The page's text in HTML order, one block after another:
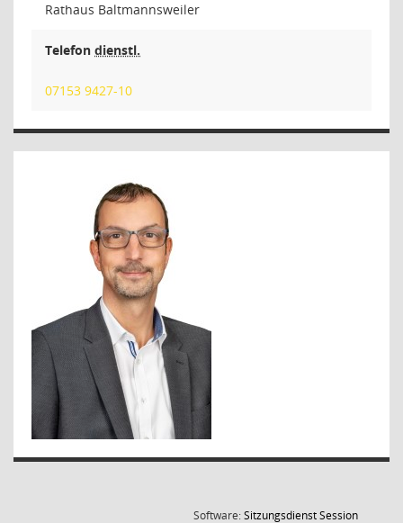
Rathaus Baltmannsweiler
Telefon dienstl.
07153 9427-10
Software:SitzungsdienstSession(Wird in